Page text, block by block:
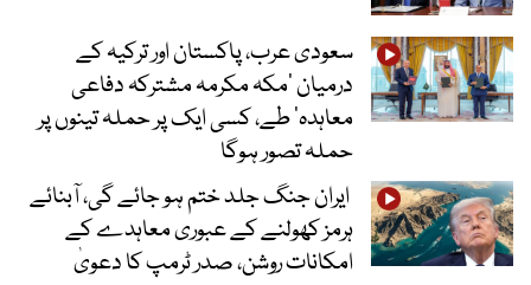
سعودی عرب، پاکستان اور ترکیہ کے
درمیان ’مکہ مکرمہ مشترکہ دفاعی
معاہدہ‘ طے، کسی ایک پر حملہ تینوں پر
حملہ تصور ہوگا
ایران جنگ جلد ختم ہو جائے گی، آبنائے
ہرمز کھولنے کے عبوری معاہدے کے
امکانات روشن، صدر ٹرمپ کا دعویٰ